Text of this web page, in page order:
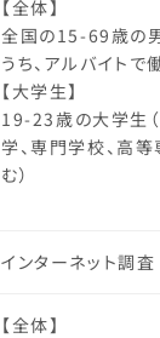
【全体】
全国の15-69歳の
うち、アルバイトで
【大学生】
19-23歳の大学生
学、専門学校、高
む）
インターネット調査
【全体】